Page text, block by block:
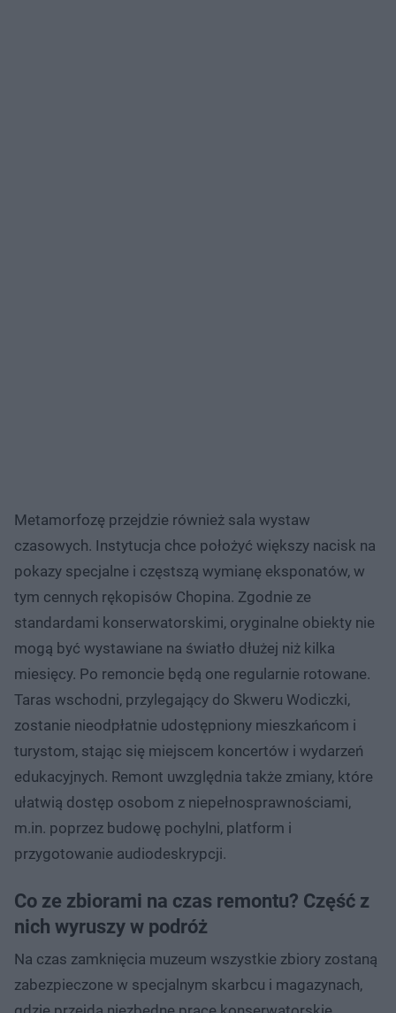
Metamorfozę przejdzie również sala wystaw
czasowych. Instytucja chce położyć większy nacisk na
pokazy specjalne i częstszą wymianę eksponatów, w
tym cennych rękopisów Chopina. Zgodnie ze
standardami konserwatorskimi, oryginalne obiekty nie
mogą być wystawiane na światło dłużej niż kilka
miesięcy. Po remoncie będą one regularnie rotowane.
Taras wschodni, przylegający do Skweru Wodiczki,
zostanie nieodpłatnie udostępniony mieszkańcom i
turystom, stając się miejscem koncertów i wydarzeń
edukacyjnych. Remont uwzględnia także zmiany, które
ułatwią dostęp osobom z niepełnosprawnościami,
m.in. poprzez budowę pochylni, platform i
przygotowanie audiodeskrypcji.
Co ze zbiorami na czas remontu? Część z
nich wyruszy w podróż
Na czas zamknięcia muzeum wszystkie zbiory zostaną
zabezpieczone w specjalnym skarbcu i magazynach,